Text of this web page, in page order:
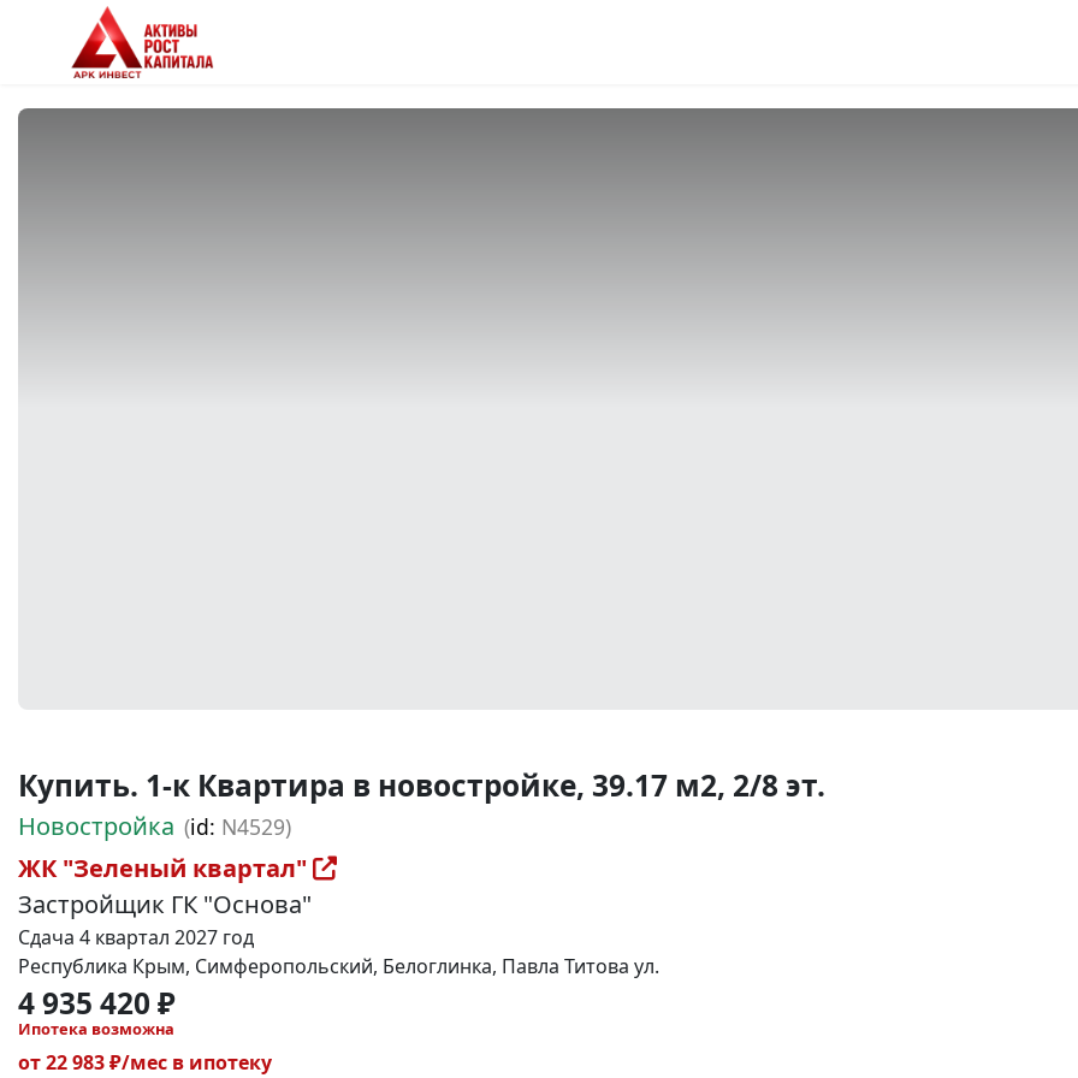
Купить. 1-к Квартира в новостройке, 39.17 м2, 2/8 эт.
Новостройка (id: N4529)
ЖК "Зеленый квартал"
Застройщик ГК "Основа"
Сдача 4 квартал 2027 год
Республика Крым, Симферопольский, Белоглинка, Павла Титова ул.
4 935 420 ₽
Ипотека возможна
от 22 983 ₽/мес в ипотеку